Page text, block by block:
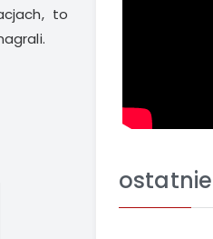
to